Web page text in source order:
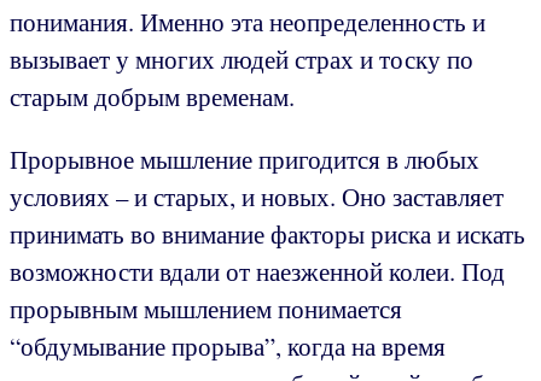
понимания. Именно эта неопределенность и
вызывает у многих людей страх и тоску по
старым добрым временам.
Прорывное мышление пригодится в любых
условиях – и старых, и новых. Оно заставляет
принимать во внимание факторы риска и искать
возможности вдали от наезженной колеи. Под
прорывным мышлением понимается
“обдумывание прорыва”, когда на время